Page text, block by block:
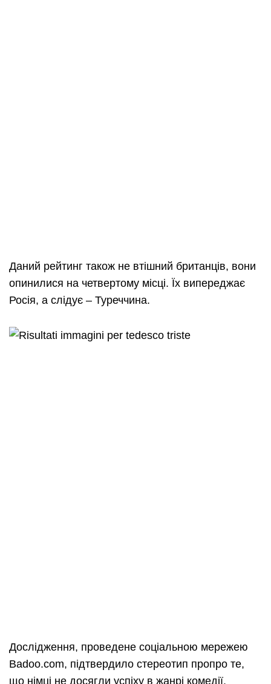
Даний рейтинг також не втішний британців, вони
опинилися на четвертому місці. Їх випереджає
Росія, а слідує – Туреччина.
Дослідження, проведене соціальною мережею
Badoo.com, підтвердило стереотип пропро те,
що німці не досягли успіху в жанрі комедії.